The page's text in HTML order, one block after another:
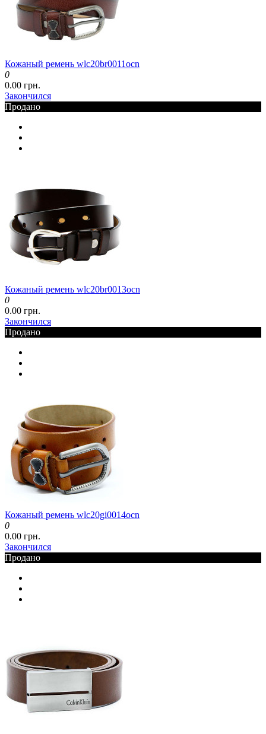
Кожаный ремень wlc20br0011ocn
0
0.00 грн.
Закончился
Продано
Кожаный ремень wlc20br0013ocn
0
0.00 грн.
Закончился
Продано
Кожаный ремень wlc20gi0014ocn
0
0.00 грн.
Закончился
Продано